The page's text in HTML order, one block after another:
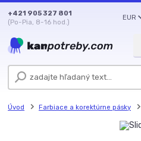
EUR
+421 905 327 801
(Po-Pia, 8-16 hod.)
Úvod Farbiace a korektúrne pásky